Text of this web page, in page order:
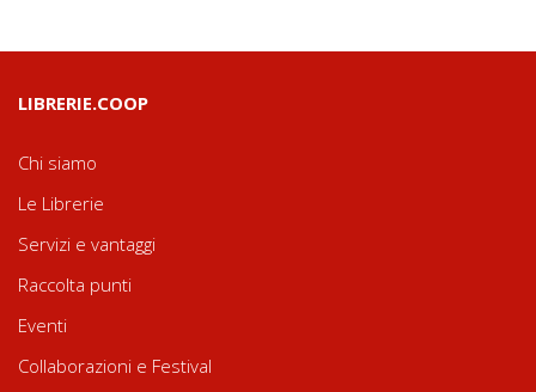
LIBRERIE.COOP
Chi siamo
Le Librerie
Servizi e vantaggi
Raccolta punti
Eventi
Collaborazioni e Festival